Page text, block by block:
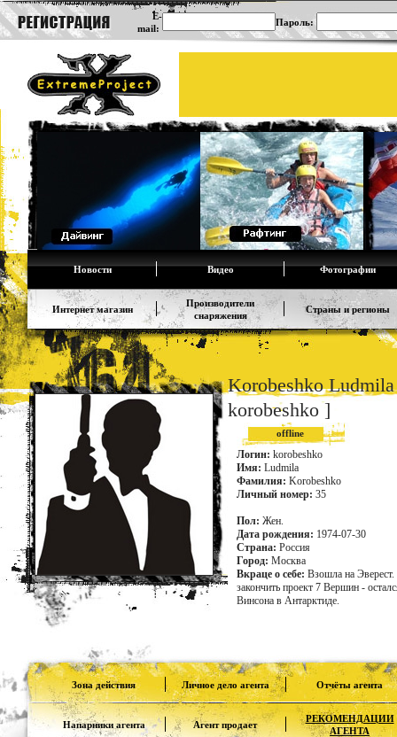
E-
mail:
Пароль:
Новости Видео Фотографии
Интернет магазин
Производители
снаряжения
Страны и регионы
Korobeshko
korobeshko ]
offline
Логин: korobeshko
Имя: Ludmila
Фамилия: Korobeshko
Личный номер: 35
Пол: Жен.
Дата рождения: 1974-07-30
Страна: Россия
Город: Москва
Вкраце о себе: Взошла на
закончить проект 7 Вершин -
Винсона в Антарктиде.
Зона действия Личное дело агента Отчёты агента
Напарники агента Агент продает
РЕКОМЕНДАЦИИ
АГЕНТА